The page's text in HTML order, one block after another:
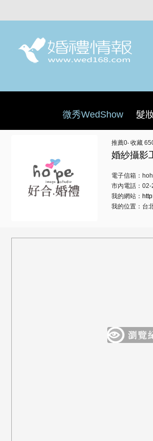
微秀WedShow 髮
推薦0‧ 收藏
婚紗攝影
電子信箱：
市內電話：
我的網站：
我的位置：台